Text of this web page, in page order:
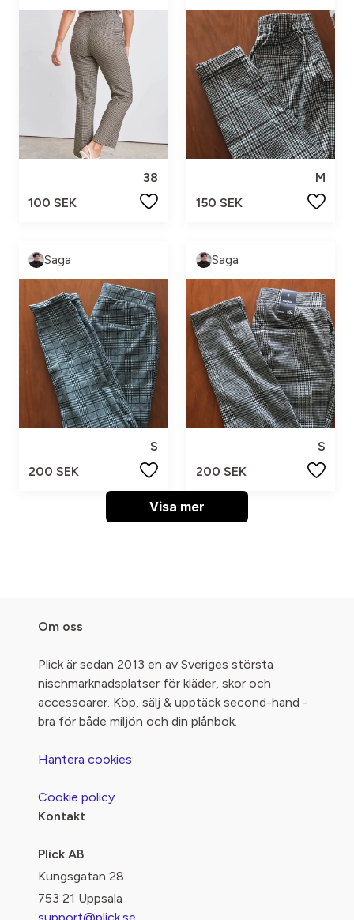
38
100 SEK
M
150 SEK
Saga
S
200 SEK
Saga
S
200 SEK
Visa mer
Om oss
Plick är sedan 2013 en av Sveriges största
nischmarknadsplatser för kläder, skor och
accessoarer. Köp, sälj & upptäck second-hand -
bra för både miljön och din plånbok.
Hantera cookies
Cookie policy
Kontakt
Plick AB
Kungsgatan 28
753 21 Uppsala